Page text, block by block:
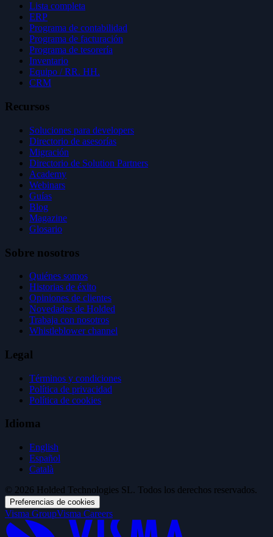
Lista completa
ERP
Programa de contabilidad
Programa de facturación
Programa de tesorería
Inventario
Equipo / RR. HH.
CRM
Recursos
Soluciones para developers
Directorio de asesorías
Migración
Directorio de Solution Partners
Academy
Webinars
Guías
Blog
Magazine
Glosario
Sobre nosotros
Quiénes somos
Historias de éxito
Opiniones de clientes
Novedades de Holded
Trabaja con nosotros
Whistleblower channel
Legal
Términos y condiciones
Política de privacidad
Política de cookies
Idioma
English
Español
Català
© 2026 Holded Technologies SL. Todos los derechos reservados.
Preferencias de cookies
Visma GroupVisma Careers